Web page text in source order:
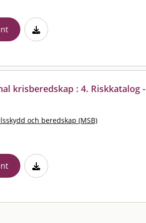
krisberedskap : 4. Riskkatalog -
och beredskap (MSB)